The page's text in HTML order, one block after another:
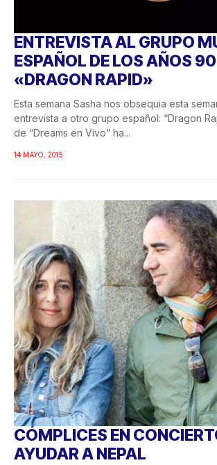
ENTREVISTA AL GRUPO
ESPAÑOL DE LOS AÑOS 90
«DRAGON RAPID»
Esta semana Sasha nos obsequia esta
entrevista a otro grupo español: “Dragon
de “Dreams en Vivo” ha...
14 MAYO, 2015
CÓMPLICES EN
AYUDAR A NEPAL